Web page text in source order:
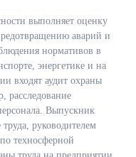
выполняет оценку
аварий и
нормативов в
энергетике и на
входят аудит охраны
расследование
Выпускник
руководителем
техносферной